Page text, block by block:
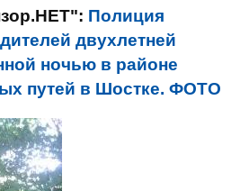
Полиция
двухлетней
ночью в районе
путей в Шостке. ФОТО